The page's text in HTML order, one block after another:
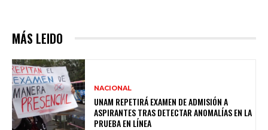
MÁS LEIDO
NACIONAL
UNAM REPETIRÁ EXAMEN DE ADMISIÓN A
ASPIRANTES TRAS DETECTAR ANOMALÍAS EN LA
PRUEBA EN LÍNEA